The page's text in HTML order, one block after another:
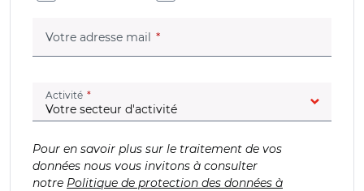
Votre adresse mail (champ obligatoire)
Activité (champ obligatoire)
Pour en savoir plus sur le traitement de vos
données nous vous invitons à consulter
notre Politique de protection des données à